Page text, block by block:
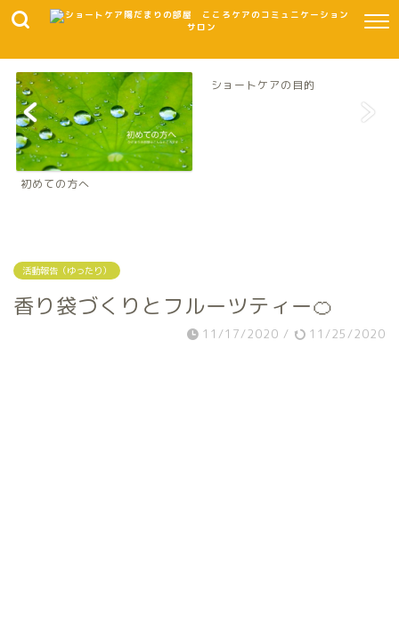
初めての方へ
ショートケアの目的
活動報告（ゆったり）
香り袋づくりとフルーツティー🍊
11/17/2020 / 11/25/2020